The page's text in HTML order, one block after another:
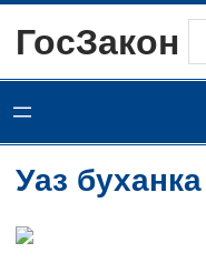
содержимому
ГосЗакон
Уаз